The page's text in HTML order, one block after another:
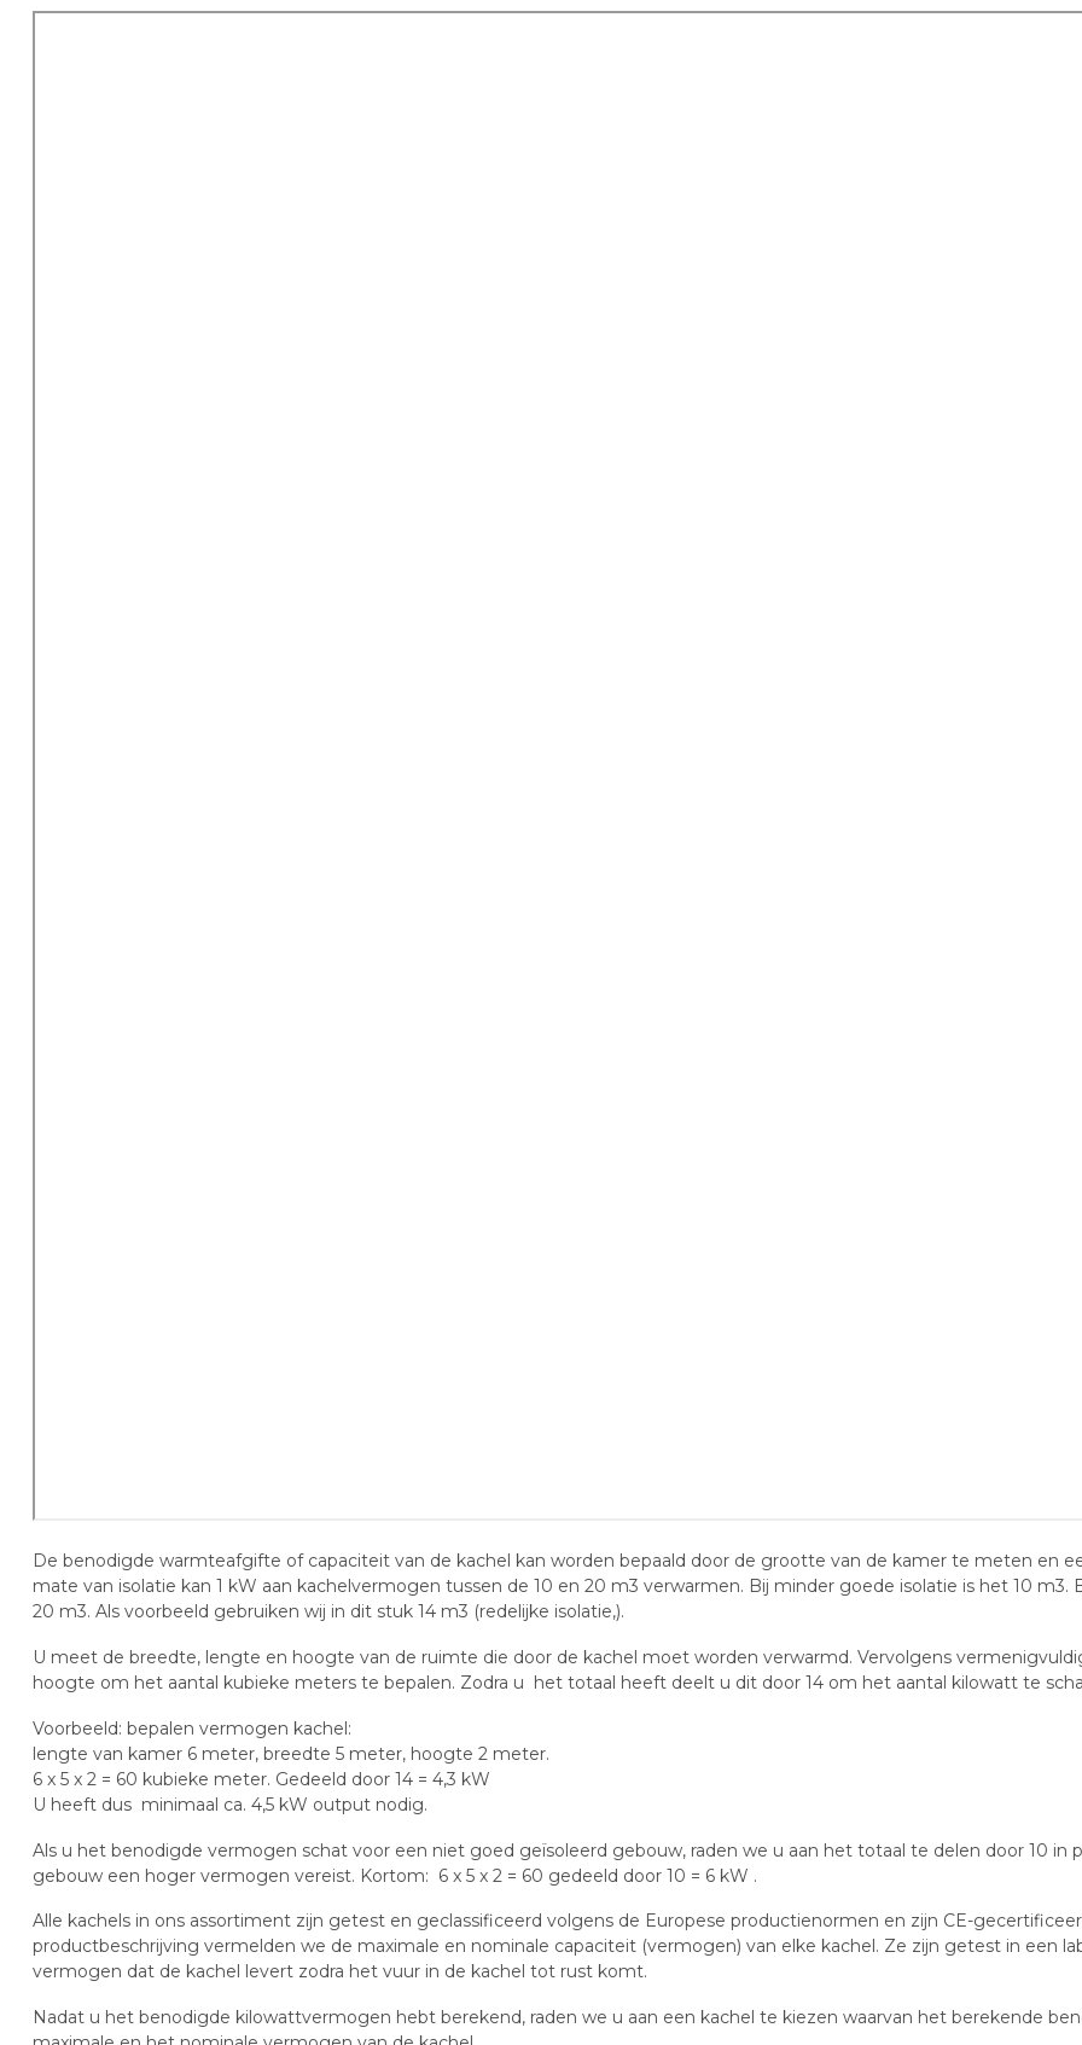
De benodigde warmteafgifte of capaciteit van de kachel kan worden bepaald door de grootte van de kamer te meten en
mate van isolatie kan 1 kW aan kachelvermogen tussen de 10 en 20 m3 verwarmen. Bij minder goede isolatie is het 10
20 m3. Als voorbeeld gebruiken wij in dit stuk 14 m3 (redelijke isolatie,).
U meet de breedte, lengte en hoogte van de ruimte die door de kachel moet worden verwarmd. Vervolgens
hoogte om het aantal kubieke meters te bepalen. Zodra u het totaal heeft deelt u dit door 14 om het aantal kilowatt te
Voorbeeld: bepalen vermogen kachel:
lengte van kamer 6 meter, breedte 5 meter, hoogte 2 meter.
6 x 5 x 2 = 60 kubieke meter. Gedeeld door 14 = 4,3 kW
U heeft dus minimaal ca. 4,5 kW output nodig.
Als u het benodigde vermogen schat voor een niet goed geïsoleerd gebouw, raden we u aan het totaal te delen door 10 in
gebouw een hoger vermogen vereist. Kortom: 6 x 5 x 2 = 60 gedeeld door 10 = 6 kW .
Alle kachels in ons assortiment zijn getest en geclassificeerd volgens de Europese productienormen en zijn CE-
productbeschrijving vermelden we de maximale en nominale capaciteit (vermogen) van elke kachel. Ze zijn getest in een
vermogen dat de kachel levert zodra het vuur in de kachel tot rust komt.
Nadat u het benodigde kilowattvermogen hebt berekend, raden we u aan een kachel te kiezen waarvan het berekende